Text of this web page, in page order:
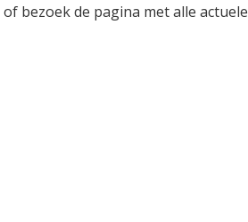
of bezoek de pagina met alle actuele